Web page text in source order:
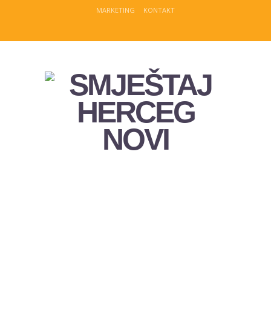
MARKETING KONTAKT